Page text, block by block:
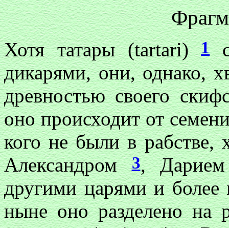
Хотя татары (tartari)1
дикарями, они, однако,
древностью своего
оно происходит от
кого не были в рабстве,
Александром3,
другими царями и
ныне оно разделено на